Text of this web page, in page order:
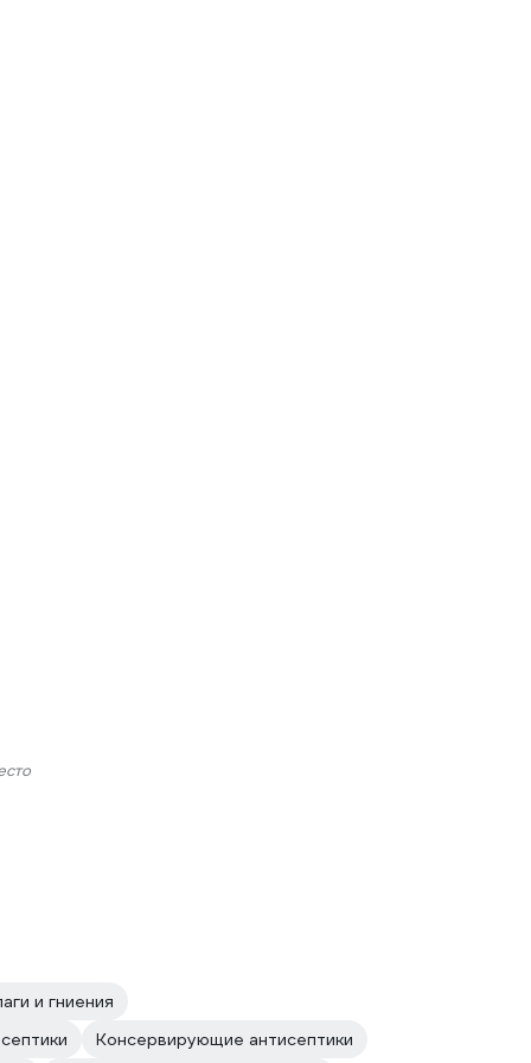
и гниения
Консервирующие антисептики